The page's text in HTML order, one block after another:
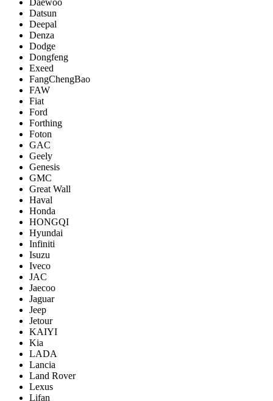
Daewoo
Datsun
Deepal
Denza
Dodge
Dongfeng
Exeed
FangChengBao
FAW
Fiat
Ford
Forthing
Foton
GAC
Geely
Genesis
GMC
Great Wall
Haval
Honda
HONGQI
Hyundai
Infiniti
Isuzu
Iveco
JAC
Jaecoo
Jaguar
Jeep
Jetour
KAIYI
Kia
LADA
Lancia
Land Rover
Lexus
Lifan